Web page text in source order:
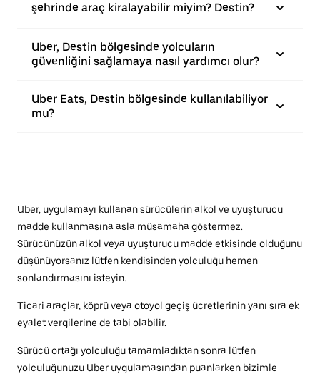
şehrinde araç kiralayabilir miyim? Destin?
Uber, Destin bölgesinde yolcuların
güvenliğini sağlamaya nasıl yardımcı olur?
Uber Eats, Destin bölgesinde kullanılabiliyor
mu?
Uber, uygulamayı kullanan sürücülerin alkol ve uyuşturucu
madde kullanmasına asla müsamaha göstermez.
Sürücünüzün alkol veya uyuşturucu madde etkisinde olduğunu
düşünüyorsanız lütfen kendisinden yolculuğu hemen
sonlandırmasını isteyin.
Ticari araçlar, köprü veya otoyol geçiş ücretlerinin yanı sıra ek
eyalet vergilerine de tabi olabilir.
Sürücü ortağı yolculuğu tamamladıktan sonra lütfen
yolculuğunuzu Uber uygulamasından puanlarken bizimle